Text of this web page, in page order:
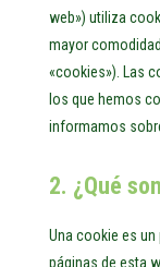
web») utiliza
mayor
«cookies»). Las
los que hemos
informamos
2. ¿Qué
Una cookie es
páginas de esta